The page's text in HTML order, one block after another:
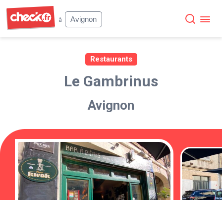
à
Avignon
Restaurants
Le Gambrinus
Avignon